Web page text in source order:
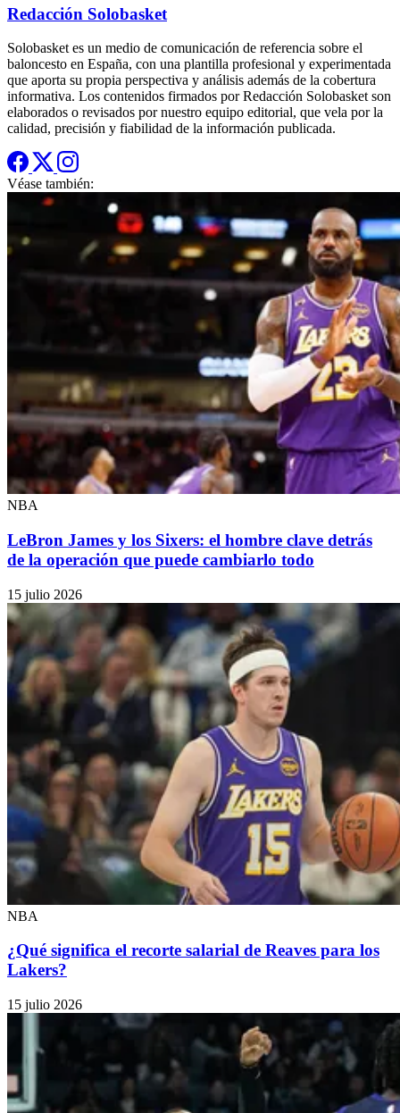
Redacción Solobasket
Solobasket es un medio de comunicación de referencia sobre el
baloncesto en España, con una plantilla profesional y experimentada
que aporta su propia perspectiva y análisis además de la cobertura
informativa. Los contenidos firmados por Redacción Solobasket son
elaborados o revisados por nuestro equipo editorial, que vela por la
calidad, precisión y fiabilidad de la información publicada.
Véase también:
NBA
LeBron James y los Sixers: el hombre clave detrás
de la operación que puede cambiarlo todo
15 julio 2026
NBA
¿Qué significa el recorte salarial de Reaves para los
Lakers?
15 julio 2026